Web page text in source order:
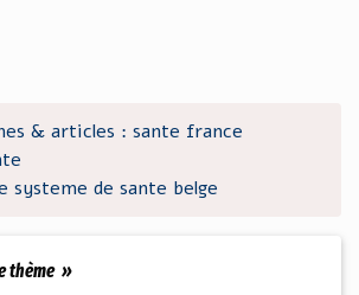
& articles : sante france
systeme de sante belge
thème »